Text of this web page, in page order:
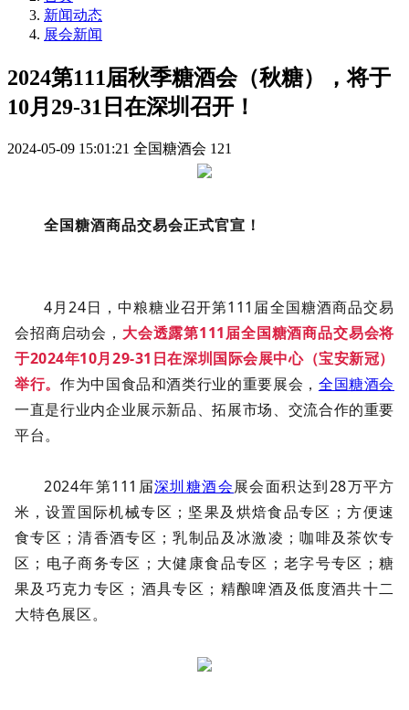
新闻动态
展会新闻
2024第111届秋季糖酒会（秋糖），将于
10月29-31日在深圳召开！
2024-05-09 15:01:21 全国糖酒会 121
全国糖酒商品交易会正式官宣！
4月24日，中粮糖业召开第111届全国糖酒商品交易
会招商启动会， 大会透露第111届全国糖酒商品交易会将
于2024年10月29-31日在深圳国际会展中心（宝安新冠）
举行。 作为中国食品和酒类行业的重要展会， 全国糖酒会
一直是行业内企业展示新品、拓展市场、交流合作的重要
平台。
2024年第111届深圳糖酒会展会面积达到28万平方
米， 设置国际机械专区；坚果及烘焙食品专区；方便速
食专区；清香酒专区；乳制品及冰激凌；咖啡及茶饮专
区；电子商务专区；大健康食品专区；老字号专区；糖
果及巧克力专区；酒具专区；精酿啤酒及低度酒共十二
大特色展区。